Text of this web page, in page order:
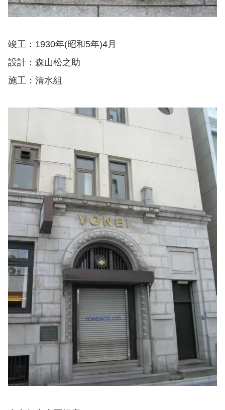
竣工：1930年(昭和5年)4月
設計：森山松之助
施工：清水組